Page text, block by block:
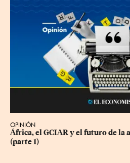
OPINIÓN
África, el GCIAR y el futuro de la
(parte 1)